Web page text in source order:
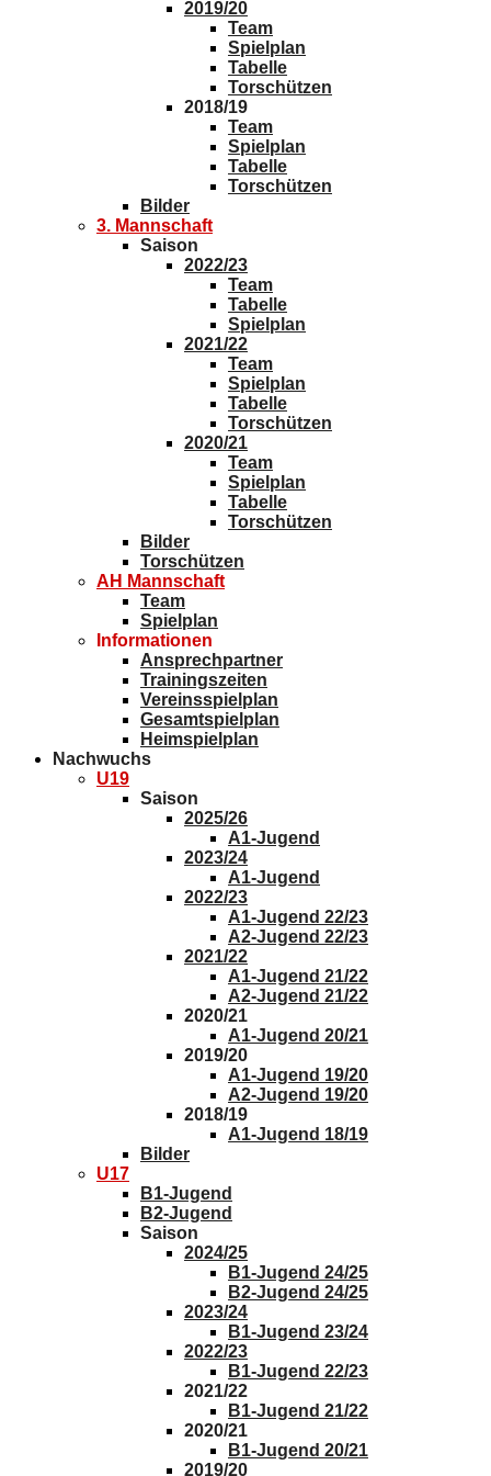
2019/20
Team
Spielplan
Tabelle
Torschützen
2018/19
Team
Spielplan
Tabelle
Torschützen
Bilder
3. Mannschaft
Saison
2022/23
Team
Tabelle
Spielplan
2021/22
Team
Spielplan
Tabelle
Torschützen
2020/21
Team
Spielplan
Tabelle
Torschützen
Bilder
Torschützen
AH Mannschaft
Team
Spielplan
Informationen
Ansprechpartner
Trainingszeiten
Vereinsspielplan
Gesamtspielplan
Heimspielplan
Nachwuchs
U19
Saison
2025/26
A1-Jugend
2023/24
A1-Jugend
2022/23
A1-Jugend 22/23
A2-Jugend 22/23
2021/22
A1-Jugend 21/22
A2-Jugend 21/22
2020/21
A1-Jugend 20/21
2019/20
A1-Jugend 19/20
A2-Jugend 19/20
2018/19
A1-Jugend 18/19
Bilder
U17
B1-Jugend
B2-Jugend
Saison
2024/25
B1-Jugend 24/25
B2-Jugend 24/25
2023/24
B1-Jugend 23/24
2022/23
B1-Jugend 22/23
2021/22
B1-Jugend 21/22
2020/21
B1-Jugend 20/21
2019/20